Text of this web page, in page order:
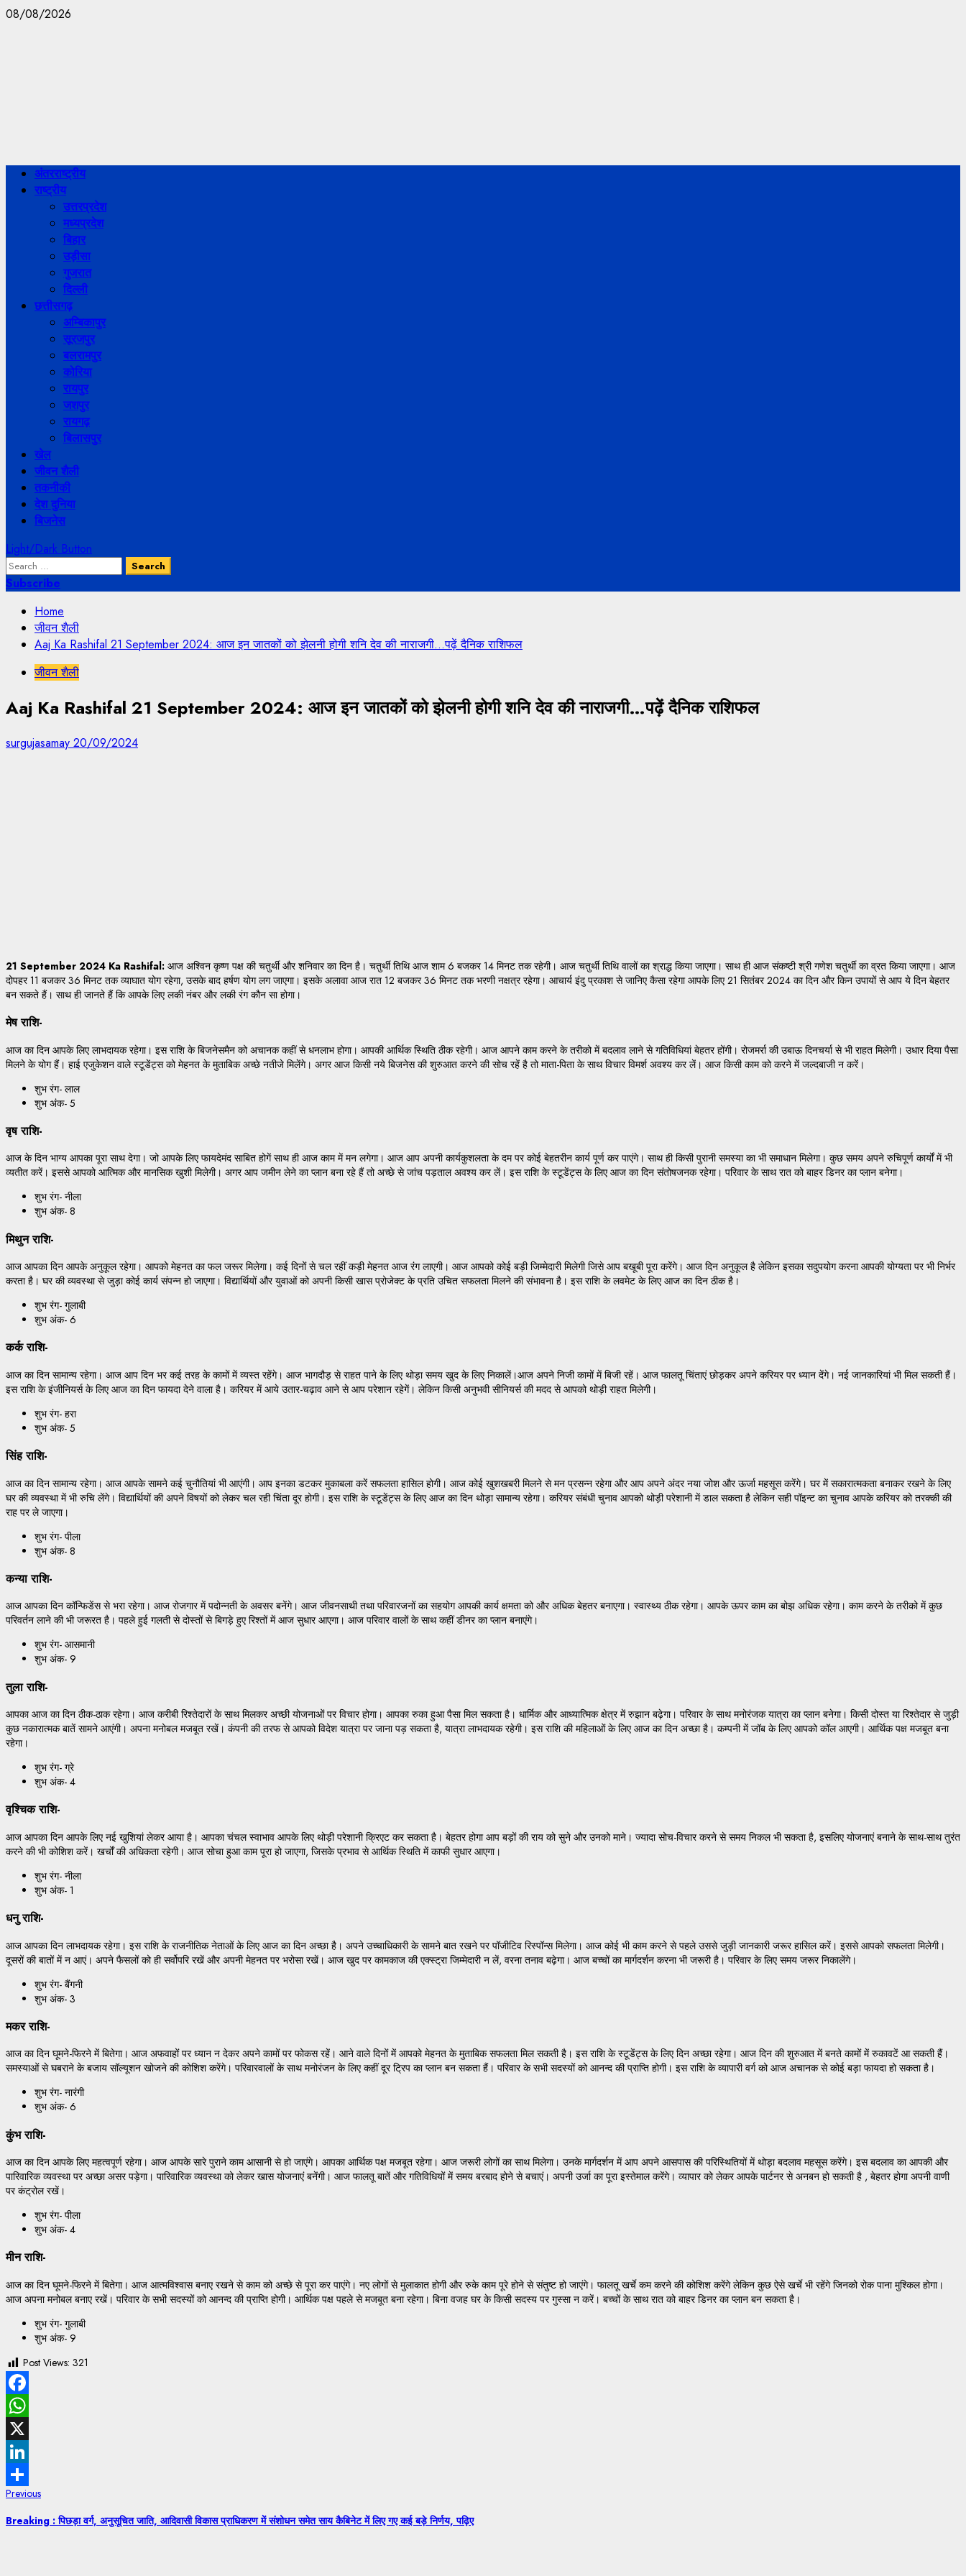
08/08/2026
अंतरराष्ट्रीय
राष्ट्रीय
उत्तरप्रदेश
मध्यप्रदेश
बिहार
उड़ीसा
गुजरात
दिल्ली
छत्तीसगढ़
अम्बिकापुर
सूरजपुर
बलरामपुर
कोरिया
रायपुर
जशपुर
रायगढ़
बिलासपुर
खेल
जीवन शैली
तकनीकी
देश दुनिया
बिजनेस
Light/Dark Button
Subscribe
Home
जीवन शैली
Aaj Ka Rashifal 21 September 2024: आज इन जातकों को झेलनी होगी शनि देव की नाराजगी…पढ़ें दैनिक राशिफल
जीवन शैली
Aaj Ka Rashifal 21 September 2024: आज इन जातकों को झेलनी होगी शनि देव की नाराजगी…पढ़ें दैनिक राशिफल
surgujasamay 20/09/2024
21 September 2024 Ka Rashifal: आज अश्विन कृष्ण पक्ष की चतुर्थी और शनिवार का दिन है। चतुर्थी तिथि आज शाम 6 बजकर 14 मिनट तक रहेगी। आज चतुर्थी तिथि वालों का श्राद्ध किया जाएगा। साथ ही आज संकष्टी श्री गणेश चतुर्थी का व्रत किया जाएगा। आज
दोपहर 11 बजकर 36 मिनट तक व्याघात योग रहेगा, उसके बाद हर्षण योग लग जाएगा। इसके अलावा आज रात 12 बजकर 36 मिनट तक भरणी नक्षत्र रहेगा। आचार्य इंदु प्रकाश से जानिए कैसा रहेगा आपके लिए 21 सितंबर 2024 का दिन और किन उपायों से आप ये दिन बेहतर
बन सकते हैं। साथ ही जानते हैं कि आपके लिए लकी नंबर और लकी रंग कौन सा होगा।
मेष राशि-
आज का दिन आपके लिए लाभदायक रहेगा। इस राशि के बिजनेसमैन को अचानक कहीं से धनलाभ होगा। आपकी आर्थिक स्थिति ठीक रहेगी। आज आपने काम करने के तरीको में बदलाव लाने से गतिविधियां बेहतर होंगी। रोजमर्रा की उबाऊ दिनचर्या से भी राहत मिलेगी। उधार दिया पैसा
मिलने के योग हैं। हाई एजुकेशन वाले स्टूडेंट्स को मेहनत के मुताबिक अच्छे नतीजे मिलेंगे। अगर आज किसी नये बिजनेस की शुरुआत करने की सोच रहें है तो माता-पिता के साथ विचार विमर्श अवश्य कर लें। आज किसी काम को करने में जल्दबाजी न करें।
शुभ रंग- लाल
शुभ अंक- 5
वृष राशि-
आज के दिन भाग्य आपका पूरा साथ देगा। जो आपके लिए फायदेमंद साबित होगें साथ ही आज काम में मन लगेगा। आज आप अपनी कार्यकुशलता के दम पर कोई बेहतरीन कार्य पूर्ण कर पाएंगे। साथ ही किसी पुरानी समस्या का भी समाधान मिलेगा। कुछ समय अपने रुचिपूर्ण कार्यों में भी
व्यतीत करें। इससे आपको आत्मिक और मानसिक खुशी मिलेगी। अगर आप जमीन लेने का प्लान बना रहे हैं तो अच्छे से जांच पड़ताल अवश्य कर लें। इस राशि के स्टूडेंट्स के लिए आज का दिन संतोषजनक रहेगा। परिवार के साथ रात को बाहर डिनर का प्लान बनेगा।
शुभ रंग- नीला
शुभ अंक- 8
मिथुन राशि-
आज आपका दिन आपके अनुकूल रहेगा। आपको मेहनत का फल जरूर मिलेगा। कई दिनों से चल रहीं कड़ी मेहनत आज रंग लाएगी। आज आपको कोई बड़ी जिम्मेदारी मिलेगी जिसे आप बखूबी पूरा करेंगे। आज दिन अनुकूल है लेकिन इसका सदुपयोग करना आपकी योग्यता पर भी निर्भर
करता है। घर की व्यवस्था से जुड़ा कोई कार्य संपन्न हो जाएगा। विद्यार्थियों और युवाओं को अपनी किसी खास प्रोजेक्ट के प्रति उचित सफलता मिलने की संभावना है। इस राशि के लवमेट के लिए आज का दिन ठीक है।
शुभ रंग- गुलाबी
शुभ अंक- 6
कर्क राशि-
आज का दिन सामान्य रहेगा। आज आप दिन भर कई तरह के कामों में व्यस्त रहेंगे। आज भागदौड़ से राहत पाने के लिए थोड़ा समय खुद के लिए निकालें।आज अपने निजी कामों में बिजी रहें। आज फालतू चिंताएं छोड़कर अपने करियर पर ध्यान देंगे। नई जानकारियां भी मिल सकती हैं।
इस राशि के इंजीनियर्स के लिए आज का दिन फायदा देने वाला है। करियर में आये उतार-चढ़ाव आने से आप परेशान रहेगें। लेकिन किसी अनुभवी सीनियर्स की मदद से आपको थोड़ी राहत मिलेगी।
शुभ रंग- हरा
शुभ अंक- 5
सिंह राशि-
आज का दिन सामान्य रहेगा। आज आपके सामने कई चुनौतियां भी आएंगी। आप इनका डटकर मुकाबला करें सफलता हासिल होगी। आज कोई खुशखबरी मिलने से मन प्रसन्न रहेगा और आप अपने अंदर नया जोश और ऊर्जा महसूस करेंगे। घर में सकारात्मकता बनाकर रखने के लिए
घर की व्यवस्था में भी रुचि लेंगे। विद्यार्थियों की अपने विषयों को लेकर चल रही चिंता दूर होगी। इस राशि के स्टूडेंट्स के लिए आज का दिन थोड़ा सामान्य रहेगा। करियर संबंधी चुनाव आपको थोड़ी परेशानी में डाल सकता है लेकिन सही पॉइन्ट का चुनाव आपके करियर को तरक्की की
राह पर ले जाएगा।
शुभ रंग- पीला
शुभ अंक- 8
कन्या राशि-
आज आपका दिन कॉन्फिडेंस से भरा रहेगा। आज रोजगार में पदोन्नती के अवसर बनेंगे। आज जीवनसाथी तथा परिवारजनों का सहयोग आपकी कार्य क्षमता को और अधिक बेहतर बनाएगा। स्वास्थ्य ठीक रहेगा। आपके ऊपर काम का बोझ अधिक रहेगा। काम करने के तरीको में कुछ
परिवर्तन लाने की भी जरूरत है। पहले हुई गलती से दोस्तों से बिगड़े हुए रिश्तों में आज सुधार आएगा। आज परिवार वालों के साथ कहीं डीनर का प्लान बनाएंगे।
शुभ रंग- आसमानी
शुभ अंक- 9
तुला राशि-
आपका आज का दिन ठीक-ठाक रहेगा। आज करीबी रिश्तेदारों के साथ मिलकर अच्छी योजनाओं पर विचार होगा। आपका रुका हुआ पैसा मिल सकता है। धार्मिक और आध्यात्मिक क्षेत्र में रुझान बढ़ेगा। परिवार के साथ मनोरंजक यात्रा का प्लान बनेगा। किसी दोस्त या रिश्तेदार से जुड़ी
कुछ नकारात्मक बातें सामने आएंगी। अपना मनोबल मजबूत रखें। कंपनी की तरफ से आपको विदेश यात्रा पर जाना पड़ सकता है, यात्रा लाभदायक रहेगी। इस राशि की महिलाओं के लिए आज का दिन अच्छा है। कम्पनी में जॉब के लिए आपको कॉल आएगी। आर्थिक पक्ष मजबूत बना
रहेगा।
शुभ रंग- ग्रे
शुभ अंक- 4
वृश्चिक राशि-
आज आपका दिन आपके लिए नई खुशियां लेकर आया है। आपका चंचल स्वाभाव आपके लिए थोड़ी परेशानी क्रिएट कर सकता है। बेहतर होगा आप बड़ों की राय को सुने और उनको माने। ज्यादा सोच-विचार करने से समय निकल भी सकता है, इसलिए योजनाएं बनाने के साथ-साथ तुरंत
करने की भी कोशिश करें। खर्चों की अधिकता रहेगी। आज सोचा हुआ काम पूरा हो जाएगा, जिसके प्रभाव से आर्थिक स्थिति में काफी सुधार आएगा।
शुभ रंग- नीला
शुभ अंक- 1
धनु राशि-
आज आपका दिन लाभदायक रहेगा। इस राशि के राजनीतिक नेताओं के लिए आज का दिन अच्छा है। अपने उच्चाधिकारी के सामने बात रखने पर पॉजीटिव रिस्पॉन्स मिलेगा। आज कोई भी काम करने से पहले उससे जुड़ी जानकारी जरूर हासिल करें। इससे आपको सफलता मिलेगी।
दूसरों की बातों में न आएं। अपने फैसलों को ही सर्वोपरि रखें और अपनी मेहनत पर भरोसा रखें। आज खुद पर कामकाज की एक्स्ट्रा जिम्मेदारी न लें, वरना तनाव बढ़ेगा। आज बच्चों का मार्गदर्शन करना भी जरूरी है। परिवार के लिए समय जरूर निकालेंगे।
शुभ रंग- बैंगनी
शुभ अंक- 3
मकर राशि-
आज का दिन घूमने-फिरने में बितेगा। आज अफवाहों पर ध्यान न देकर अपने कामों पर फोकस रहें। आने वाले दिनों में आपको मेहनत के मुताबिक सफलता मिल सकती है। इस राशि के स्टूडेंट्स के लिए दिन अच्छा रहेगा। आज दिन की शुरुआत में बनते कामों में रुकावटें आ सकती हैं।
समस्याओं से घबराने के बजाय सॉल्यूशन खोजने की कोशिश करेंगे। परिवारवालों के साथ मनोरंजन के लिए कहीं दूर ट्रिप का प्लान बन सकता हैं। परिवार के सभी सदस्यों को आनन्द की प्राप्ति होगी। इस राशि के व्यापारी वर्ग को आज अचानक से कोई बड़ा फायदा हो सकता है।
शुभ रंग- नारंगी
शुभ अंक- 6
कुंभ राशि-
आज का दिन आपके लिए महत्वपूर्ण रहेगा। आज आपके सारे पुराने काम आसानी से हो जाएंगे। आपका आर्थिक पक्ष मजबूत रहेगा। आज जरूरी लोगों का साथ मिलेगा। उनके मार्गदर्शन में आप अपने आसपास की परिस्थितियों में थोड़ा बदलाव महसूस करेंगे। इस बदलाव का आपकी और
पारिवारिक व्यवस्था पर अच्छा असर पड़ेगा। पारिवारिक व्यवस्था को लेकर खास योजनाएं बनेंगी। आज फालतू बातें और गतिविधियों में समय बरबाद होने से बचाएं। अपनी उर्जा का पूरा इस्तेमाल करेंगे। व्यापार को लेकर आपके पार्टनर से अनबन हो सकती है , बेहतर होगा अपनी वाणी
पर कंट्रोल रखें।
शुभ रंग- पीला
शुभ अंक- 4
मीन राशि-
आज का दिन घूमने-फिरने में बितेगा। आज आत्मविश्वास बनाए रखने से काम को अच्छे से पूरा कर पाएंगे। नए लोगों से मुलाकात होगी और रुके काम पूरे होने से संतुष्ट हो जाएंगे। फालतू खर्चे कम करने की कोशिश करेंगे लेकिन कुछ ऐसे खर्चे भी रहेंगे जिनको रोक पाना मुश्किल होगा।
आज अपना मनोबल बनाए रखें। परिवार के सभी सदस्यों को आनन्द की प्राप्ति होगी। आर्थिक पक्ष पहले से मजबूत बना रहेगा। बिना वजह घर के किसी सदस्य पर गुस्सा न करें। बच्चों के साथ रात को बाहर डिनर का प्लान बन सकता है।
शुभ रंग- गुलाबी
शुभ अंक- 9
Post Views: 321
Facebook
WhatsApp
X
LinkedIn
Share
Previous
Breaking : पिछड़ा वर्ग, अनुसूचित जाति, आदिवासी विकास प्राधिकरण में संशोधन समेत साय कैबिनेट में लिए गए कई बड़े निर्णय, पढ़िए